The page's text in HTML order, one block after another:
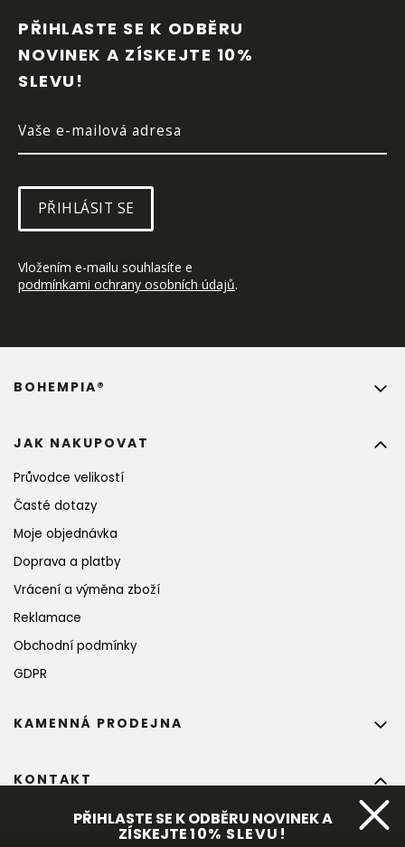
PŘIHLASTE SE K ODBĚRU
NOVINEK A ZÍSKEJTE 10%
SLEVU!
PŘIHLÁSIT SE
Vložením e-mailu souhlasíte e
podmínkami ochrany osobních údajů.
JAK NAKUPOVAT
Průvodce velikostí
Časté dotazy
Moje objednávka
Doprava a platby
Vrácení a výměna zboží
Reklamace
Obchodní podmínky
GDPR
BOHEMPIA®
KONTAKT
bohempia.com
+420 773 475 559
KAMENNÁ PRODEJNA
PŘIHLASTE SE K ODBĚRU NOVINEK A
ZÍSKEJTE10% SLEVU!